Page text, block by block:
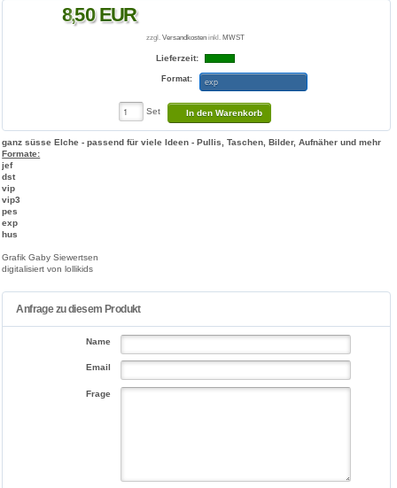
8,50 EUR
zzgl.Versandkosten inkl.MWST
Lieferzeit:
Format: exp
Set In den Warenkorb
ganz süsse Elche - passend für viele Ideen - Pullis, Taschen, Bilder, Aufnäher und mehr
Formate:
jef
dst
vip
vip3
pes
exp
hus
Grafik Gaby Siewertsen
digitalisiert von lollikids
Anfrage zu diesem Produkt
Name
Email
Frage